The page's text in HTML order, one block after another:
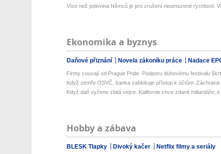
Více než polovina Němců je pro zrušení neomezené rychlosti.
Ekonomika a byznys
Daňové přiznání Novela zákoníku práce Nadace
Firmy couvají od Prague Pride. Podporu duhovému festivalu
Když zemře OSVČ, banka zablokuje přístup k účtům. Záchrana
Když daň vyžene zlatá vejce. Kalifornie chce zdanit miliardáře, ti
Hobby a zábava
BLESK Tlapky Divoký kačer Netflix filmy a seriály